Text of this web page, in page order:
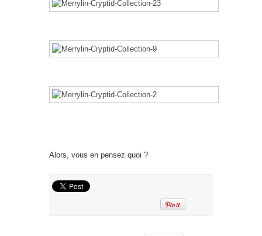
Alors, vous en pensez quoi ?